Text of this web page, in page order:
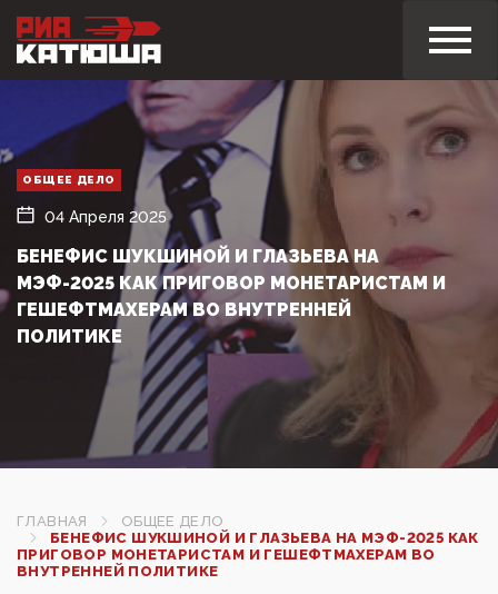
ОБЩЕЕ ДЕЛО
04 Апреля 2025
БЕНЕФИС ШУКШИНОЙ И ГЛАЗЬЕВА НА
МЭФ-2025 КАК ПРИГОВОР МОНЕТАРИСТАМ И
ГЕШЕФТМАХЕРАМ ВО ВНУТРЕННЕЙ
ПОЛИТИКЕ
ГЛАВНАЯ
ОБЩЕЕ ДЕЛО
БЕНЕФИС ШУКШИНОЙ И ГЛАЗЬЕВА НА МЭФ-2025 КАК
ПРИГОВОР МОНЕТАРИСТАМ И ГЕШЕФТМАХЕРАМ ВО
ВНУТРЕННЕЙ ПОЛИТИКЕ